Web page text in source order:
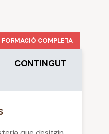
FORMACIÓ COMPLETA
CONTINGUT